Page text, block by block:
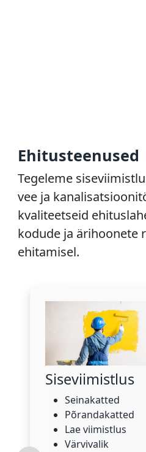
Ehitusteenused
Tegeleme
vee ja
kvaliteetseid
kodude ja ärihoonete
ehitamisel.
Siseviimistlus
Seinakatted
Põrandakatted
Lae viimistlus
Värvivalik